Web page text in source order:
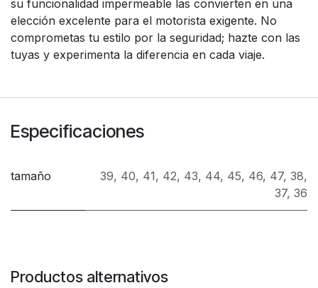
su funcionalidad impermeable las convierten en una
elección excelente para el motorista exigente. No
comprometas tu estilo por la seguridad; hazte con las
tuyas y experimenta la diferencia en cada viaje.
Especificaciones
tamaño 39, 40, 41, 42, 43, 44, 45, 46, 47, 38,
37, 36
Productos alternativos